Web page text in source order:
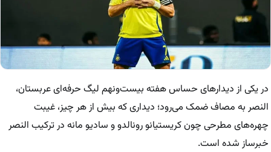
در یکی از دیدارهای حساس هفته بیست‌ونهم لیگ حرفه‌ای عربستان،
النصر به مصاف ضمک می‌رود؛ دیداری که بیش از هر چیز، غیبت
چهره‌های مطرحی چون کریستیانو رونالدو و سادیو مانه در ترکیب النصر
خبرساز شده است.